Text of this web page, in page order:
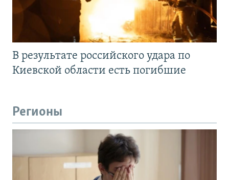
В результате российского удара по
Киевской области есть погибшие
Регионы